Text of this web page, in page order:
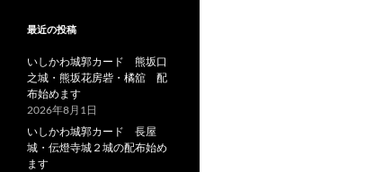
最近の投稿
いしかわ城郭カード 熊坂口
之城・熊坂花房砦・橘舘 配
布始めます
2026年8月1日
いしかわ城郭カード 長屋
城・伝燈寺城２城の配布始め
ます